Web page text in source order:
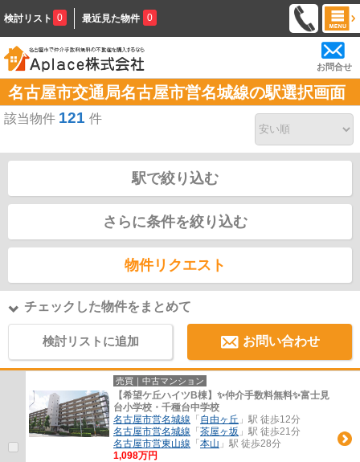
検討リスト 0 最近見た物件 0
お問合せ
名古屋市交通局名古屋市営名城線の駅選択画面
該当物件 121 件
駅で絞り込む
さらに条件を絞り込む
物件リクエスト
チェックした物件をまとめて
検討リストに追加 お問い合わせ
売買｜中古マンション
【希望ケ丘ハイツB棟】✨️仲介手数料無料✨️富士見
台小学校・千種台中学校
名古屋市営名城線 「 自由ヶ丘 」駅 徒歩12分
名古屋市営名城線 「 茶屋ヶ坂 」駅 徒歩21分
名古屋市営東山線 「 本山 」駅 徒歩28分
1,098万円